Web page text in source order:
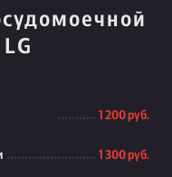
1 200 руб.
1 300 руб.